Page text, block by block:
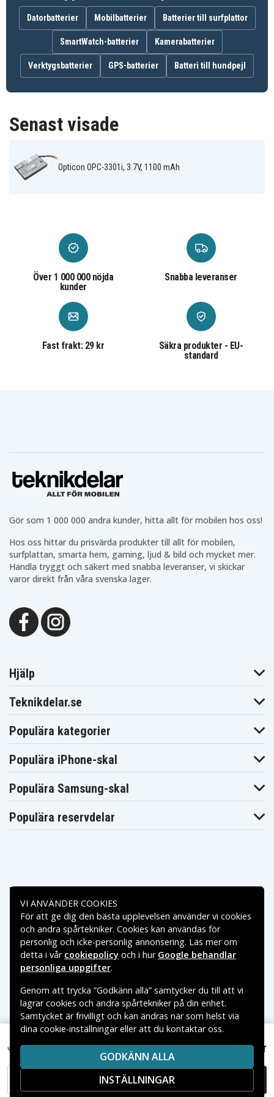
Datorbatterier Mobilbatterier Batterier till surfplattor
SmartWatch-batterier Kamerabatterier
Verktygsbatterier GPS-batterier Batteri till hundpejl
Senast visade
Opticon OPC-3301i, 3.7V, 1100 mAh
Opticon OPC-3301i, 3.7V, 1100 mAh 149 kr
LÄGG I VARUKORG
Över 1 000 000 nöjda
kunder
Snabba leveranser
Fast frakt: 29 kr
Säkra produkter - EU-
standard
Gör som 1 000 000 andra kunder, hitta allt för mobilen hos oss!
Hos oss hittar du prisvärda produkter till allt för mobilen,
surfplattan, smarta hem, gaming, ljud & bild och mycket mer.
Handla tryggt och säkert med snabba leveranser, vi skickar
varor direkt från våra svenska lager.
Hjälp
Teknikdelar.se
Populära kategorier
Populära iPhone-skal
Populära Samsung-skal
Populära reservdelar
Betalningsalternativ
Leveransalternativ
Copyright © 2026, Spares Nordic AB
VARUMÄRKEN SOM NÄMNS PÅ SIDAN TILLHÖR RESPEKTIVE
VARUMÄRKES ÄGARE.
VI ANVÄNDER COOKIES
För att ge dig den bästa upplevelsen använder vi cookies
och andra spårtekniker. Cookies kan användas för
personlig och icke-personlig annonsering. Läs mer om
detta i vår cookiepolicy och i hur Google behandlar
personliga uppgifter.
Genom att trycka ”Godkänn alla” samtycker du till att vi
lagrar cookies och andra spårtekniker på din enhet.
Samtycket är frivilligt och kan ändras när som helst via
dina cookie-inställningar eller att du kontaktar oss.
INSTÄLLNINGAR
GODKÄNN ALLA